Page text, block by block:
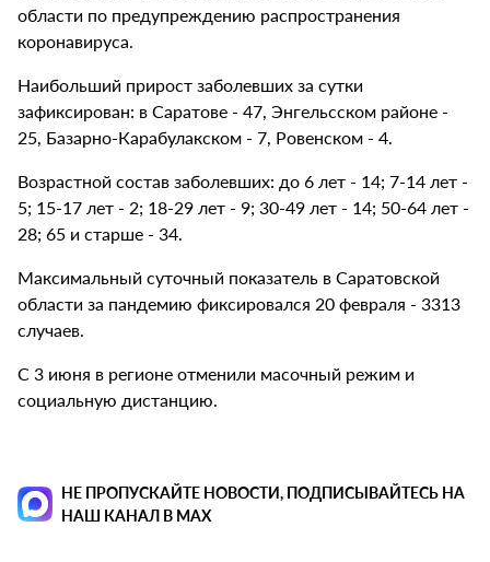
области по предупреждению распространения
коронавируса.
Наибольший прирост заболевших за сутки
зафиксирован: в Саратове - 47, Энгельсском районе -
25, Базарно-Карабулакском - 7, Ровенском - 4.
Возрастной состав заболевших: до 6 лет - 14; 7-14 лет -
5; 15-17 лет - 2; 18-29 лет - 9; 30-49 лет - 14; 50-64 лет -
28; 65 и старше - 34.
Максимальный суточный показатель в Саратовской
области за пандемию фиксировался 20 февраля - 3313
случаев.
С 3 июня в регионе отменили масочный режим и
социальную дистанцию.
НЕ ПРОПУСКАЙТЕ НОВОСТИ, ПОДПИСЫВАЙТЕСЬ НА
НАШ КАНАЛ В MAX